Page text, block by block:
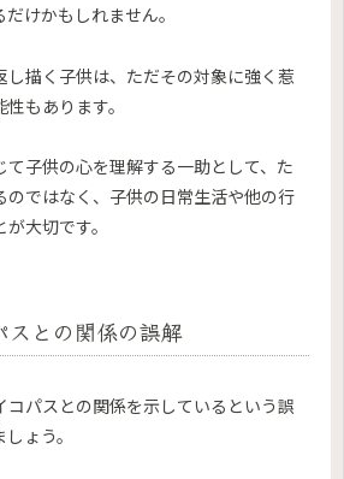
けかもしれません。
し描く子供は、ただその対象に強く惹
もあります。
子供の心を理解する一助として、た
のではなく、子供の日常生活や他の行
大切です。
スとの関係の誤解
コパスとの関係を示しているという誤
ょう。